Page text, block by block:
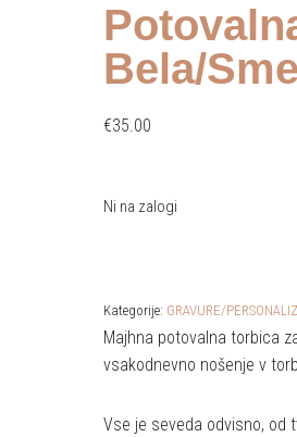
Bela/
€35.00
Ni na zalogi
Kategorije: GRAVURE/
Majhna potovalna torbica
vsakodnevno nošenje v
Vse je seveda odvisno, od